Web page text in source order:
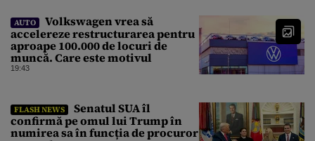
AUTO
Volkswagen vrea să
accelereze restructurarea pentru
aproape 100.000 de locuri de
muncă. Care este motivul
19:43
FLASH NEWS
Senatul SUA îl
confirmă pe omul lui Trump în
numirea sa în funcția de procuror